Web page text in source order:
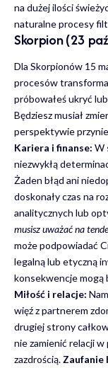
na dużej ilości
naturalne procesy
Skorpion (23
Dla Skorpionów 15
procesów
próbowałeś ukryć
Będziesz musiał
perspektywie
Kariera i finanse: W
niezwykłą
Żaden błąd ani
doskonały czas na
analitycznych lub
musisz uważać na
może podpowiadać
legalną lub etyczną
konsekwencje mogą
Miłość i relacje:
więź z partnerem
drugiej strony
nie zamienić relacji
zazdrością. Zaufanie